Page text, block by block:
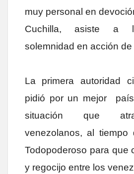
muy personal en
Cuchilla, asiste a
solemnidad en acción de
La primera autoridad
pidió por un mejor
situación que
venezolanos, al tiempo
Todopoderoso para que
y regocijo entre los